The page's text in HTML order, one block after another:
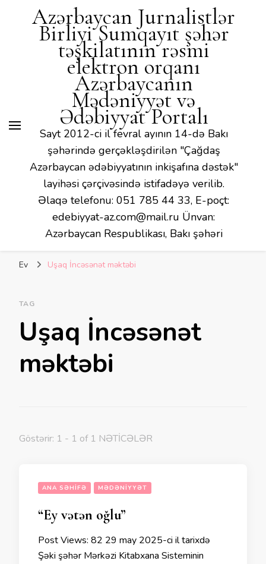
Azərbaycan Jurnalistlər
Birliyi Sumqayıt şəhər
təşkilatının rəsmi
elektron orqanı
Azərbaycanın
Mədəniyyət və
Ədəbiyyat Portalı
Sayt 2012-ci il fevral ayının 14-də Bakı
şəhərində gerçəkləşdirilən "Çağdaş
Azərbaycan ədəbiyyatının inkişafına dəstək"
layihəsi çərçivəsində istifadəyə verilib.
Əlaqə telefonu: 051 785 44 33, E-poçt:
edebiyyat-az.com@mail.ru Ünvan:
Azərbaycan Respublikası, Bakı şəhəri
Ev Uşaq İncəsənət məktəbi
TAG
Uşaq İncəsənət
məktəbi
Göstərir: 1 - 1 of 1 NƏTİCƏLƏR
ANA SƏHIFƏ MƏDƏNIYYƏT
“Ey vətən oğlu”
Post Views: 82 29 may 2025-ci il tarixdə
Şəki şəhər Mərkəzi Kitabxana Sisteminin